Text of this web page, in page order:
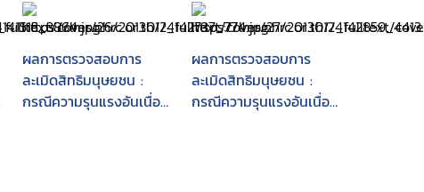
ผลการตรวจสอบการ
ละเมิดสิทธิมนุษยชน :
กรณีความรุนแรงอันเนื่อง
ผลการตรวจสอบการ
ละเมิดสิทธิมนุษยชน :
กรณีความรุนแรงอันเนื่อง